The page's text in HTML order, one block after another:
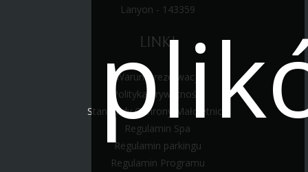
Lanyon - 143359
LINKI
Warunki rezerwacji
Polityka prywatności
Standardy Ochrony Małoletnich
Regulamin Spa
Regulamin parkingu
Regulamin Programu